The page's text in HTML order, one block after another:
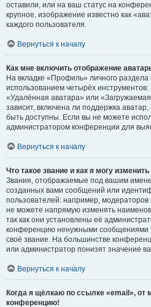
оставили, или на ваш статус на
крупное, изображение известно как
каждого пользователя.
Вернуться к началу
Как мне включить отображение
На вкладке «Профиль» личного
использованием четырёх
«Удалённая аватара» или
зависит, включена ли поддержка
быть доступны. Если вы не можете
администратором конференции для
Вернуться к началу
Что такое звание и как я могу изменить
Звания, отображаемые под вашим
созданных вами сообщений или
пользователей: например,
не можете напрямую изменять
так как они установлены её
конференцию ненужными сообщениями
своё звание. На большинстве
или администратор понизят значение
Вернуться к началу
Когда я щёлкаю по ссылке «email», от
конференцию!